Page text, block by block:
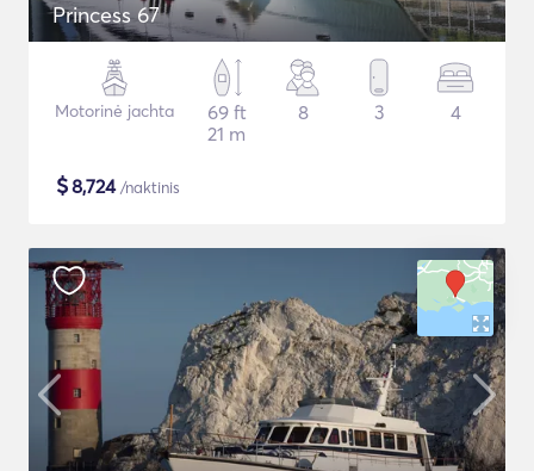
Princess 67
Motorinė jachta
69 ft
21 m
8 3 4
$8,724/naktinis